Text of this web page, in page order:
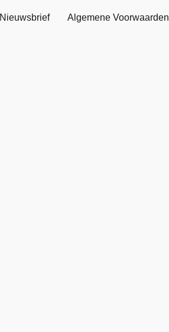
Nieuwsbrief Algemene Voorwaarden